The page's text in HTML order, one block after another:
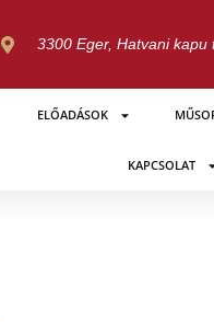
3300 Eger, Hatvani kapu
ELŐADÁSOK
KAPCSOLAT